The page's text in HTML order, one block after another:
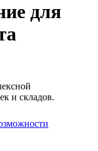
для
и складов.